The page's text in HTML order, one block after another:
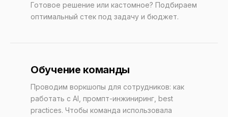
Готовое решение или кастомное? Подбираем
оптимальный стек под задачу и бюджет.
Обучение команды
Проводим воркшопы для сотрудников: как
работать с AI, промпт-инжиниринг, best
practices. Чтобы команда использовала